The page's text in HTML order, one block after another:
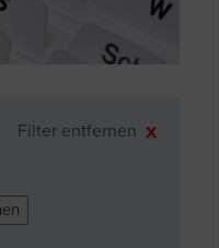
Filter entfernen